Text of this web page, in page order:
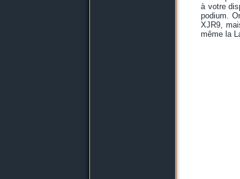
à votre
podium.
XJR9,
même la